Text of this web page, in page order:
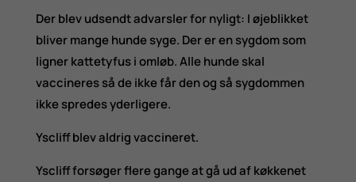
Der blev udsendt advarsler for nyligt: I øjeblikket
bliver mange hunde syge. Der er en sygdom som
ligner kattetyfus i omløb. Alle hunde skal
vaccineres så de ikke får den og så sygdommen
ikke spredes yderligere.
Yscliff blev aldrig vaccineret.
Yscliff forsøger flere gange at gå ud af køkkenet